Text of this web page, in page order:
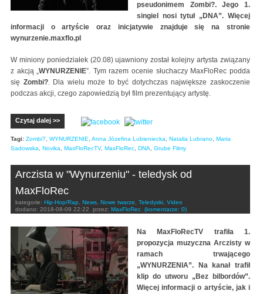
pseudonimem Zombi?. Jego 1.
singiel nosi tytuł „DNA”. Więcej
informacji o artyście oraz inicjatywie znajduje się na stronie
wynurzenie.maxflo.pl
W miniony poniedziałek (20.08) ujawniony został kolejny artysta związany
z akcją „WYNURZENIE”. Tym razem ocenie słuchaczy MaxFloRec podda
się Zombi?. Dla wielu może to być dotychczas największe zaskoczenie
podczas akcji, czego zapowiedzią był film prezentujący artystę.
Czytaj dalej >>
Tagi: Zombi? WYNURZENIE Anna Józefina Lubieniecka Natalia Lubrano Maria
Sadowska
Novika MaxFloRecTV, MaxFloRec DNA Grube Filmy
Arczista w "Wynurzeniu" - teledysk od
MaxFloRec
kategorie: Hip-Hop/Rap News Nowe twarze Teledyski Video
dodano: 2018-08-09 22:22 przez: MaxFloRec (komentarze: 0)
Na MaxFloRecTV trafiła 1.
propozycja muzyczna Arczisty w
ramach trwającego
„WYNURZENIA”. Na kanał trafił
klip do utworu „Bez bilbordów”.
Więcej informacji o artyście, jak i